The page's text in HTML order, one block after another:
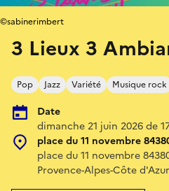
3 Lieux 3
Pop Jazz Variété Musique rock
Date
dimanche 21 juin 2026 de
place du 11 novembre
place du 11 novembre
Provence-Alpes-Côte
©sabinerimbert